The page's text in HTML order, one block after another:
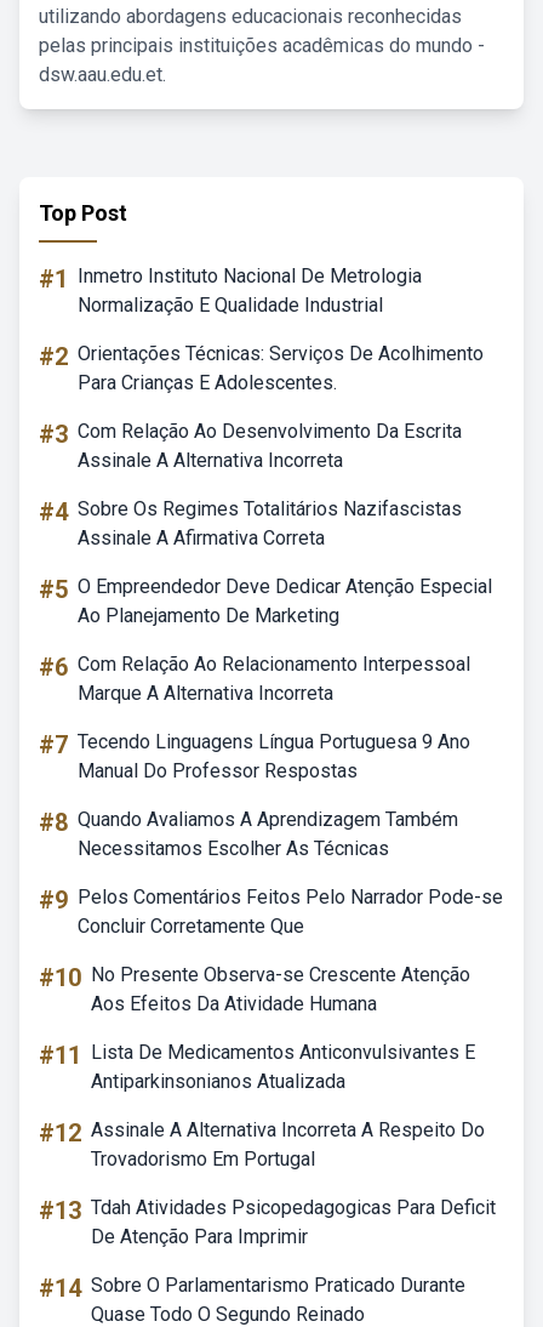
utilizando abordagens educacionais reconhecidas
pelas principais instituições acadêmicas do mundo -
dsw.aau.edu.et.
Top Post
#1
Inmetro Instituto Nacional De Metrologia
Normalização E Qualidade Industrial
#2 Orientações Técnicas: Serviços De Acolhimento
Para Crianças E Adolescentes.
#3 Com Relação Ao Desenvolvimento Da Escrita
Assinale A Alternativa Incorreta
#4 Sobre Os Regimes Totalitários Nazifascistas
Assinale A Afirmativa Correta
#5 O Empreendedor Deve Dedicar Atenção Especial
Ao Planejamento De Marketing
#6 Com Relação Ao Relacionamento Interpessoal
Marque A Alternativa Incorreta
#7 Tecendo Linguagens Língua Portuguesa 9 Ano
Manual Do Professor Respostas
#8 Quando Avaliamos A Aprendizagem Também
Necessitamos Escolher As Técnicas
#9 Pelos Comentários Feitos Pelo Narrador Pode-se
Concluir Corretamente Que
#10 No Presente Observa-se Crescente Atenção
Aos Efeitos Da Atividade Humana
#11
Lista De Medicamentos Anticonvulsivantes E
Antiparkinsonianos Atualizada
#12 Assinale A Alternativa Incorreta A Respeito Do
Trovadorismo Em Portugal
#13 Tdah Atividades Psicopedagogicas Para Deficit
De Atenção Para Imprimir
#14 Sobre O Parlamentarismo Praticado Durante
Quase Todo O Segundo Reinado